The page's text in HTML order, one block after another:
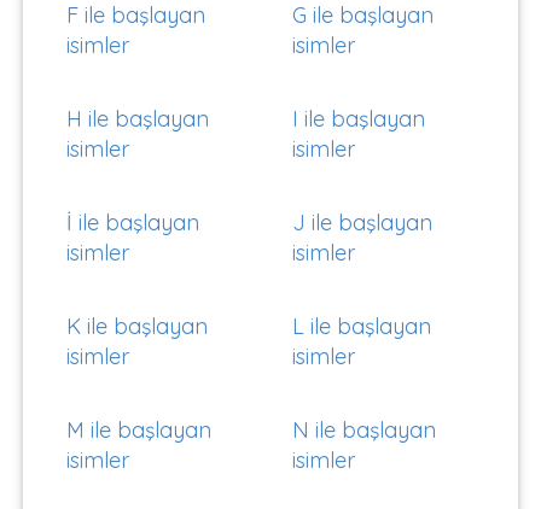
F ile başlayan
isimler
G ile başlayan
isimler
H ile başlayan
isimler
I ile başlayan
isimler
İ ile başlayan
isimler
J ile başlayan
isimler
K ile başlayan
isimler
L ile başlayan
isimler
M ile başlayan
isimler
N ile başlayan
isimler